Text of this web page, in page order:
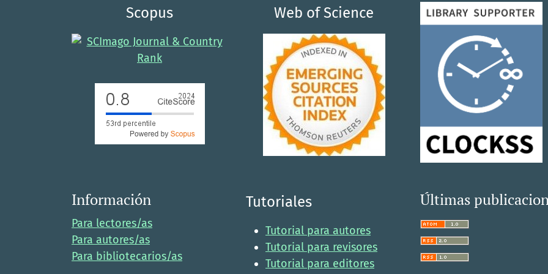
Scopus Web of Science
Información
Para lectores/as
Para autores/as
Para bibliotecarios/as
Tutoriales
Tutorial para autores
Tutorial para revisores
Tutorial para editores
Últimas